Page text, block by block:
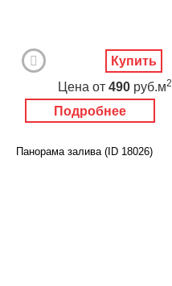
Подробнее
Цена от 490 руб.м2
Купить
Панорама залива (ID 18026)